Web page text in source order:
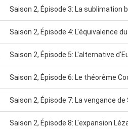
Saison 2, Épisode 3: La sublimation
Saison 2, Épisode 4: L'équivalence du
Saison 2, Épisode 5: L'alternative
Saison 2, Épisode 6: Le théorème
Saison 2, Épisode 7: La vengance de
Saison 2, Épisode 8: L'expansion